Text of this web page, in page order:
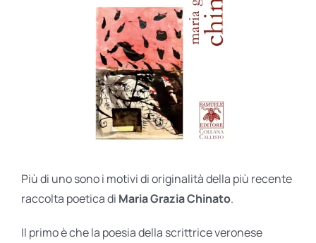
Più di uno sono i motivi di originalità della più recente
raccolta poetica di Maria Grazia Chinato.
Il primo è che la poesia della scrittrice veronese